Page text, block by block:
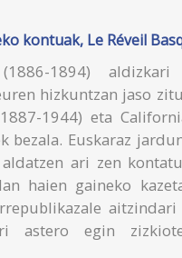
kontuak, Le Réveil
1894) aldizkari
hizkuntzan jaso
1944) eta
bezala. Euskaraz
ari zen
haien gaineko
astero egin